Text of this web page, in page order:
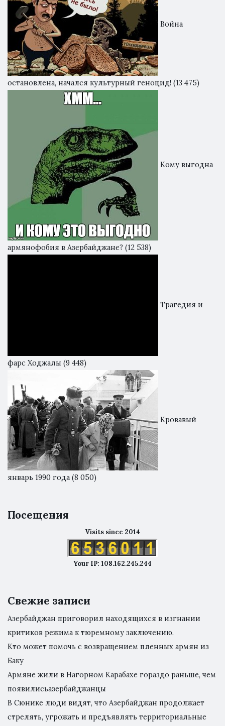
Война
остановлена, начался культурный геноцид! (13 475)
Кому выгодна
армянофобия в Азербайджане? (12 538)
Трагедия и
фарс Ходжалы (9 448)
Кровавый
январь 1990 года (8 050)
Посещения
Visits since 2014
Your IP: 108.162.245.244
Свежие записи
Азербайджан приговорил находящихся в изгнании
критиков режима к тюремному заключению.
Кто может помочь с возвращением пленных армян из
Баку
Армяне жили в Нагорном Карабахе гораздо раньше, чем
появилисьазербайджанцы
В Сюнике люди видят, что Азербайджан продолжает
стрелять, угрожать и предъявлять территориальные